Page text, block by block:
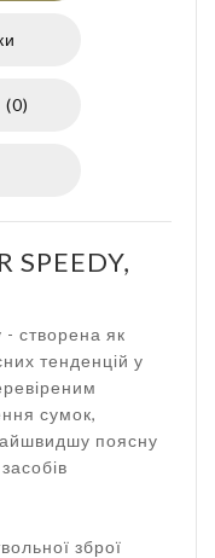
(0)
SPEEDY,
створена як
тенденцій у
сумок,
поясну
зброї